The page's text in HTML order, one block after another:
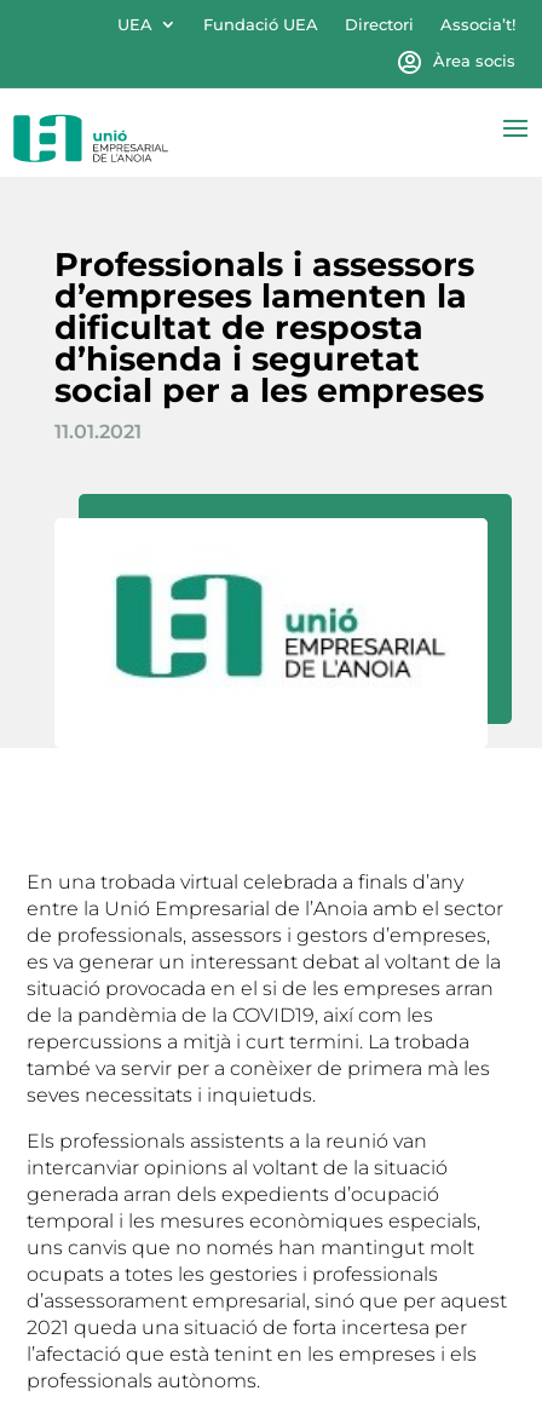
UEA Fundació UEA Directori
Associa’t!
Àrea socis
Professionals i assessors
d’empreses lamenten la
dificultat de resposta
d’hisenda i seguretat
social per a les empreses
11.01.2021
En una trobada virtual celebrada a finals d’any
entre la Unió Empresarial de l’Anoia amb el sector
de professionals, assessors i gestors d’empreses,
es va generar un interessant debat al voltant de la
situació provocada en el si de les empreses arran
de la pandèmia de la COVID19, així com les
repercussions a mitjà i curt termini. La trobada
també va servir per a conèixer de primera mà les
seves necessitats i inquietuds.
Els professionals assistents a la reunió van
intercanviar opinions al voltant de la situació
generada arran dels expedients d’ocupació
temporal i les mesures econòmiques especials,
uns canvis que no només han mantingut molt
ocupats a totes les gestories i professionals
d’assessorament empresarial, sinó que per aquest
2021 queda una situació de forta incertesa per
l’afectació que està tenint en les empreses i els
professionals autònoms.